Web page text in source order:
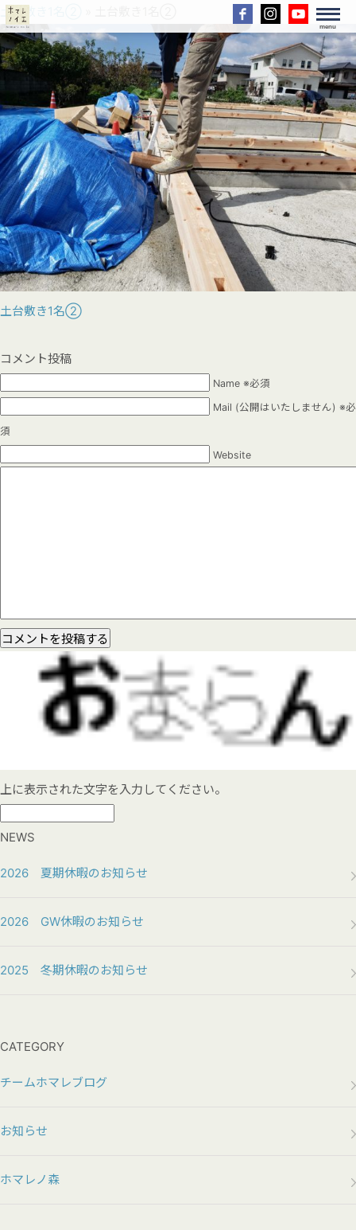
menu
土台敷き1名②
土台敷き1名②
コメント投稿
Name ※必須
Mail (公開はいたしません) ※必
須
Website
上に表示された文字を入力してください。
NEWS
2026 夏期休暇のお知らせ
2026 GW休暇のお知らせ
2025 冬期休暇のお知らせ
CATEGORY
チームホマレブログ
お知らせ
ホマレノ森